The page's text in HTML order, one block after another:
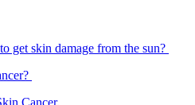
get skin damage from the sun?